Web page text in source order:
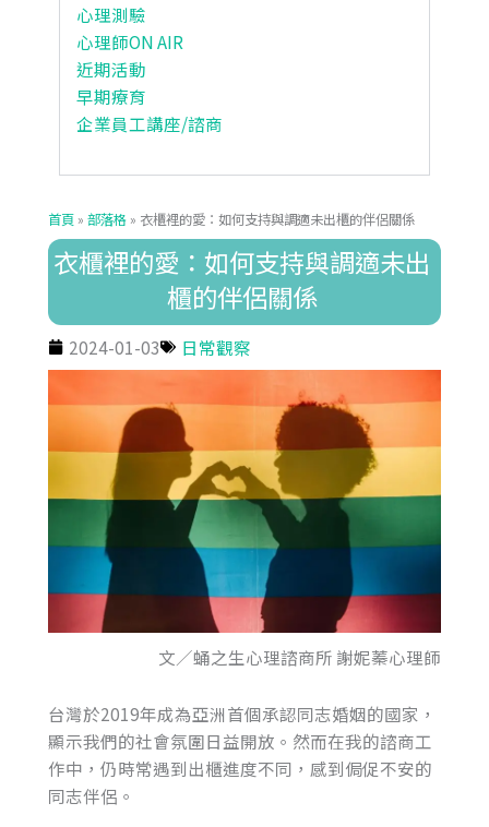
心理測驗
心理師ON AIR
近期活動
早期療育
企業員工講座/諮商
首頁» 部落格» 衣櫃裡的愛：如何支持與調適未出櫃的伴侶關係
衣櫃裡的愛：如何支持與調適未出
櫃的伴侶關係
2024-01-03 日常觀察
文／蛹之生心理諮商所 謝妮蓁心理師
台灣於2019年成為亞洲首個承認同志婚姻的國家，
顯示我們的社會氛圍日益開放。然而在我的諮商工
作中，仍時常遇到出櫃進度不同，感到侷促不安的
同志伴侶。